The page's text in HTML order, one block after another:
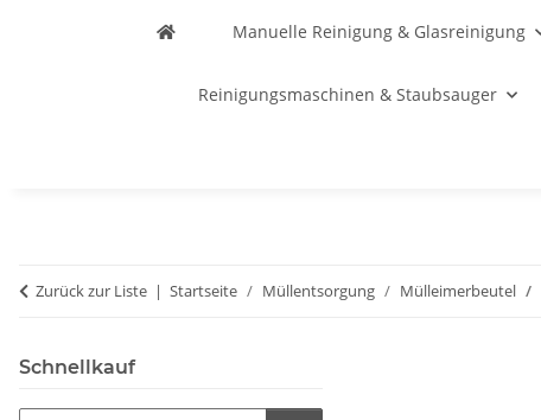
Manuelle Reinigung & Glasreinigung
Reinigungsmaschinen & Staubsauger
Zurück zur Liste Startseite Müllentsorgung Mülleimerbeutel
Schnellkauf